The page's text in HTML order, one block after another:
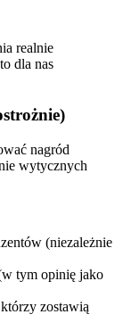
realnie
dla nas
nagród
wytycznych
(niezależnie
tym opinię jako
zostawią